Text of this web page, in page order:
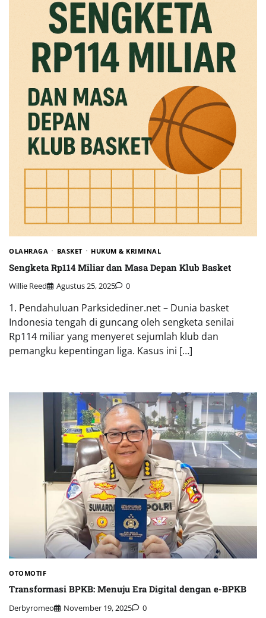
OLAHRAGA BASKET HUKUM & KRIMINAL
Sengketa Rp114 Miliar dan Masa Depan Klub Basket
Willie Reed Agustus 25, 2025 0
1. Pendahuluan Parksidediner.net – Dunia basket
Indonesia tengah di guncang oleh sengketa senilai
Rp114 miliar yang menyeret sejumlah klub dan
pemangku kepentingan liga. Kasus ini […]
OTOMOTIF
Transformasi BPKB: Menuju Era Digital dengan e-BPKB
Derbyromeo November 19, 2025 0